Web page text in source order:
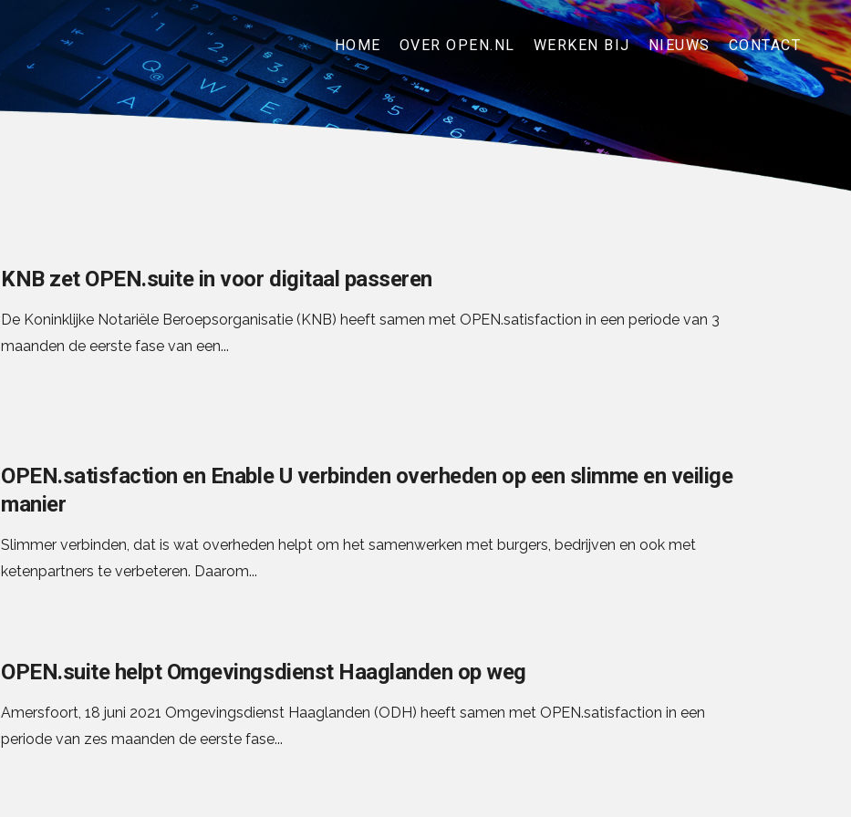
HOME OVER OPEN.NL WERKEN BIJ NIEUWS CONTACT
KNB zet OPEN.suite in voor digitaal passeren
De Koninklijke Notariële Beroepsorganisatie (KNB) heeft samen met OPEN.satisfaction in een periode van 3
maanden de eerste fase van een...
OPEN.satisfaction en Enable U verbinden overheden op een slimme en veilige
manier
Slimmer verbinden, dat is wat overheden helpt om het samenwerken met burgers, bedrijven en ook met
ketenpartners te verbeteren. Daarom...
OPEN.suite helpt Omgevingsdienst Haaglanden op weg
Amersfoort, 18 juni 2021 Omgevingsdienst Haaglanden (ODH) heeft samen met OPEN.satisfaction in een
periode van zes maanden de eerste fase...